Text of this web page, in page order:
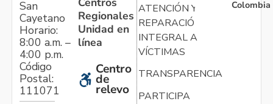
San
Cayetano
Horario:
8:00 a.m. –
4:00 p.m.
Código
Postal:
111071
Regionales
Unidad en
línea
Centro
de
relevo
ATENCIÓN Y
REPARACIÓN
INTEGRAL A
VÍCTIMAS
TRANSPARENCIA
PARTICIPA
Colombia